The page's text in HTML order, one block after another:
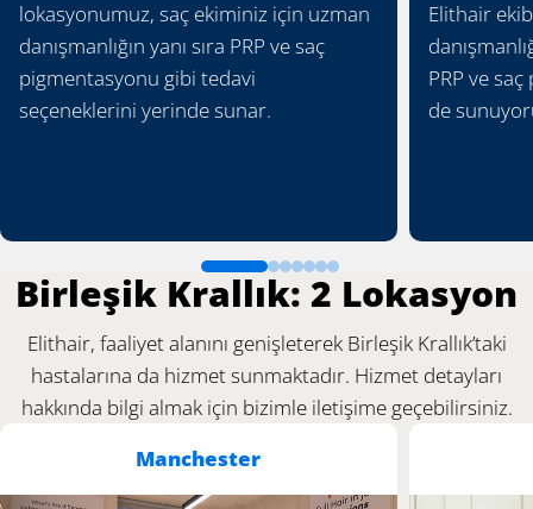
lokasyonumuz, saç ekiminiz için uzman
danışmanlığın yanı sıra PRP ve saç
pigmentasyonu gibi tedavi
seçeneklerini yerinde sunar.
Elithair
PRP ve
de
Birleşik Krallık: 2 Lokasyon
Elithair, faaliyet alanını genişleterek Birleşik Krallık’taki
hastalarına da hizmet sunmaktadır. Hizmet detayları
hakkında bilgi almak için bizimle iletişime geçebilirsiniz.
Manchester